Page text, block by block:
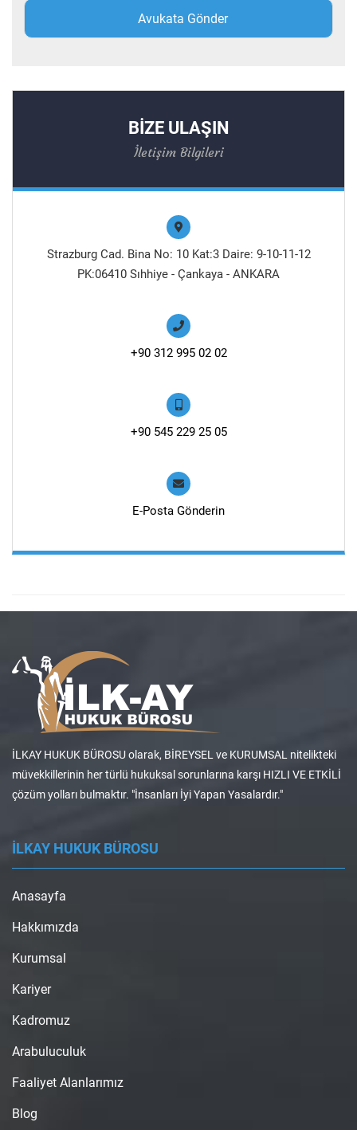
BİZE ULAŞIN
İletişim Bilgileri
Strazburg Cad. Bina No: 10 Kat:3 Daire: 9-10-11-12
PK:06410 Sıhhiye - Çankaya - ANKARA
+90 312 995 02 02
+90 545 229 25 05
E-Posta Gönderin
İLKAY HUKUK BÜROSU olarak, BİREYSEL ve KURUMSAL nitelikteki
müvekkillerinin her türlü hukuksal sorunlarına karşı HIZLI VE ETKİLİ
çözüm yolları bulmaktır. "İnsanları İyi Yapan Yasalardır."
İLKAY HUKUK BÜROSU
Anasayfa
Hakkımızda
Kurumsal
Kariyer
Kadromuz
Arabuluculuk
Faaliyet Alanlarımız
Blog